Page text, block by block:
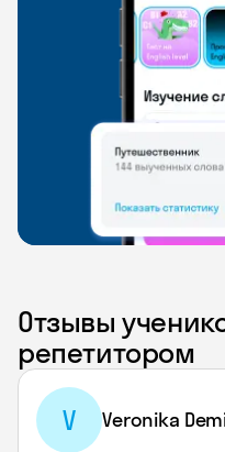
Отзывы
репетитором
V Veronika